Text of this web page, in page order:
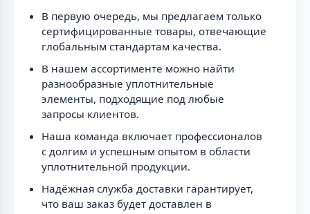
В первую очередь, мы предлагаем только
сертифицированные товары, отвечающие
глобальным стандартам качества.
В нашем ассортименте можно найти
разнообразные уплотнительные
элементы, подходящие под любые
запросы клиентов.
Наша команда включает профессионалов
с долгим и успешным опытом в области
уплотнительной продукции.
Надёжная служба доставки гарантирует,
что ваш заказ будет доставлен в